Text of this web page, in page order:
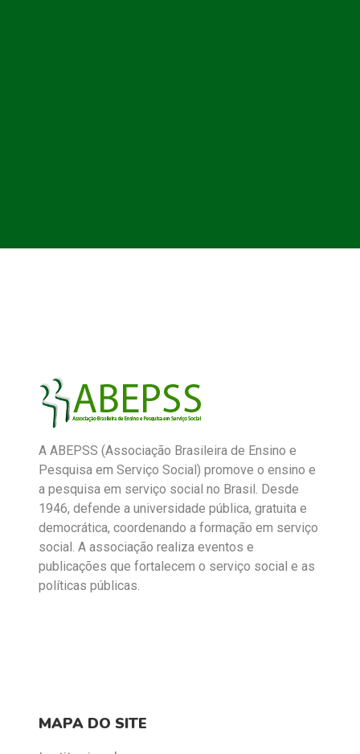
A ABEPSS (Associação Brasileira de Ensino e
Pesquisa em Serviço Social) promove o ensino e
a pesquisa em serviço social no Brasil. Desde
1946, defende a universidade pública, gratuita e
democrática, coordenando a formação em serviço
social. A associação realiza eventos e
publicações que fortalecem o serviço social e as
políticas públicas.
MAPA DO SITE